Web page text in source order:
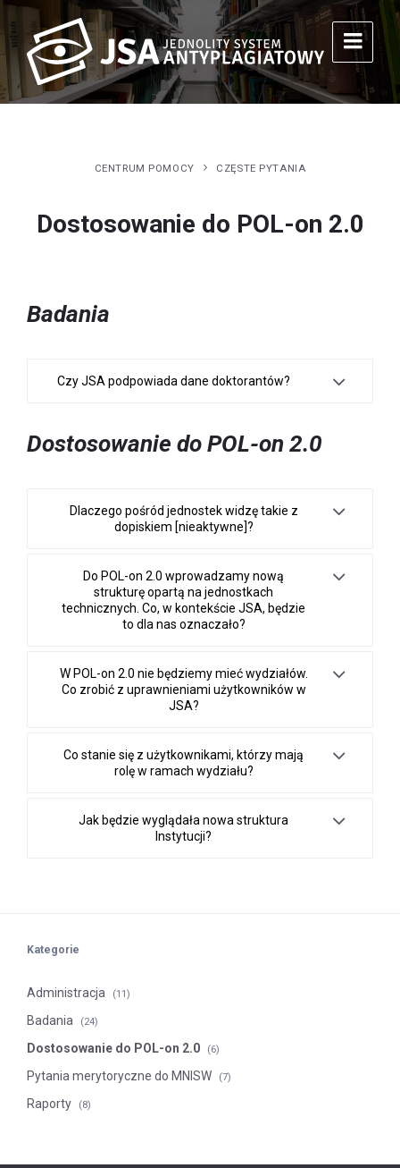
CENTRUM POMOCY CZĘSTE PYTANIA
Dostosowanie do POL-on 2.0
Badania
Czy JSA podpowiada dane doktorantów?
Dostosowanie do POL-on 2.0
Dlaczego pośród jednostek widzę takie z
dopiskiem [nieaktywne]?
Do POL-on 2.0 wprowadzamy nową
strukturę opartą na jednostkach
technicznych. Co, w kontekście JSA, będzie
to dla nas oznaczało?
W POL-on 2.0 nie będziemy mieć wydziałów.
Co zrobić z uprawnieniami użytkowników w
JSA?
Co stanie się z użytkownikami, którzy mają
rolę w ramach wydziału?
Jak będzie wyglądała nowa struktura
Instytucji?
Kategorie
Administracja (11)
Badania (24)
Dostosowanie do POL-on 2.0 (6)
Pytania merytoryczne do MNISW (7)
Raporty (8)